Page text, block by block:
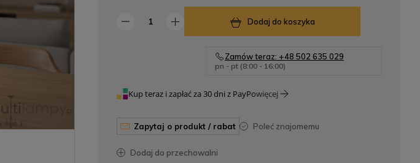
Jeżeli produkt jest sprzedawany krócej
niż 30 dni, wyświetlana jest najniższa
cena od momentu, kiedy produkt pojawił
Dodaj do koszyka
Zamów teraz: +48 502 635 029
pn - pt (8:00 - 16:00)
Kup teraz i zapłać za 30 dni z PayPowięcej
zapytaj o produkt / rabat poleć znajomemu
dodaj do przechowalni